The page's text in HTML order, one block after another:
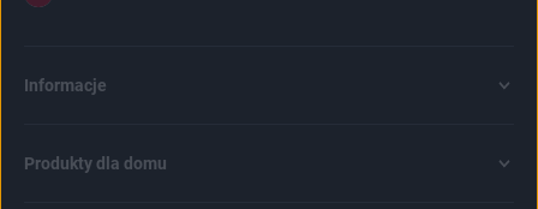
Informacje
Produkty dla domu